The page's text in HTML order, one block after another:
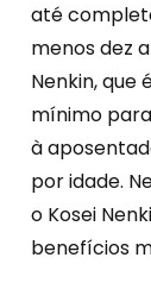
até
menos dez
Nenkin, que
mínimo
à
por idade.
o Kosei
benefícios